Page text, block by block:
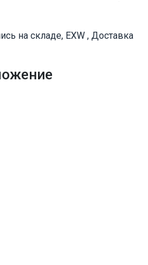
на складе, EXW , Доставка